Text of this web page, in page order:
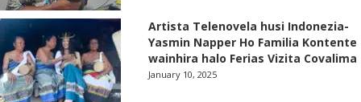
Artista Telenovela husi Indonezia-
Yasmin Napper Ho Familia Kontente
wainhira halo Ferias Vizita Covalima
January 10, 2025